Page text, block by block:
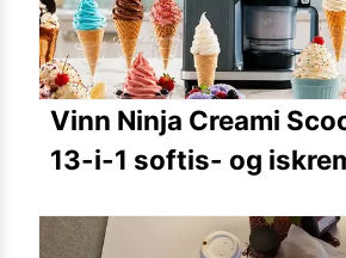
Vinn Ninja Creami
13-i-1 softis- og